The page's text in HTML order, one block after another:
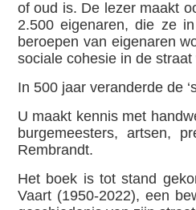
of oud is. De lezer maakt
2.500 eigenaren, die ze
beroepen van eigenaren
sociale cohesie in de straat
In 500 jaar veranderde de
U maakt kennis met
burgemeesters, artsen,
Rembrandt.
Het boek is tot stand
Vaart (1950-2022), een